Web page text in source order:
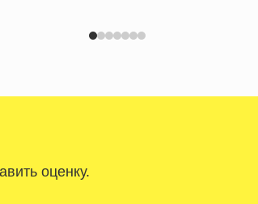
оценку.